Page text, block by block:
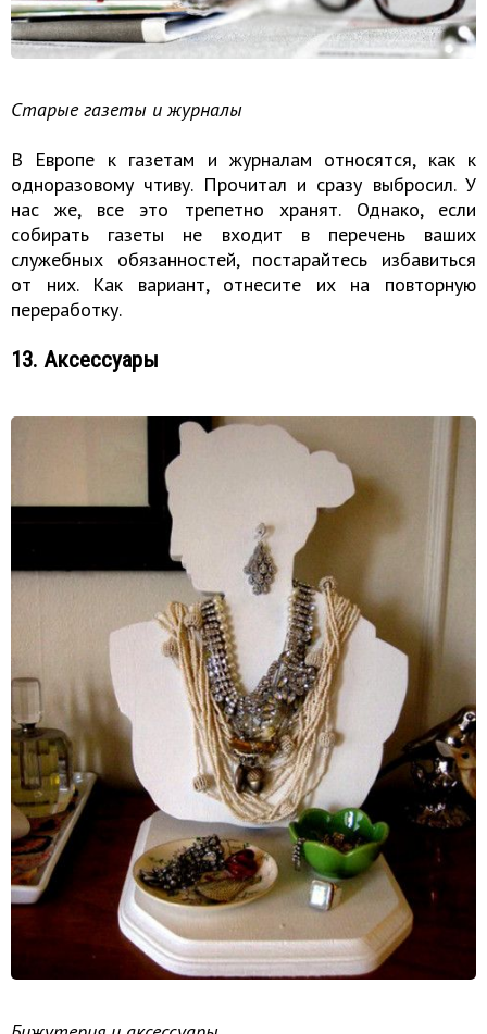
Старые газеты и журналы
В Европе к газетам и журналам относятся, как к
одноразовому чтиву. Прочитал и сразу выбросил. У
нас же, все это трепетно хранят. Однако, если
собирать газеты не входит в перечень ваших
служебных обязанностей, постарайтесь избавиться
от них. Как вариант, отнесите их на повторную
переработку.
13. Аксессуары